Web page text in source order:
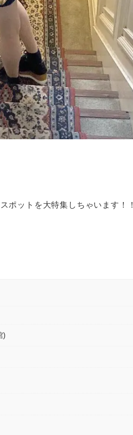
ポットを大特集しちゃいます！！
)